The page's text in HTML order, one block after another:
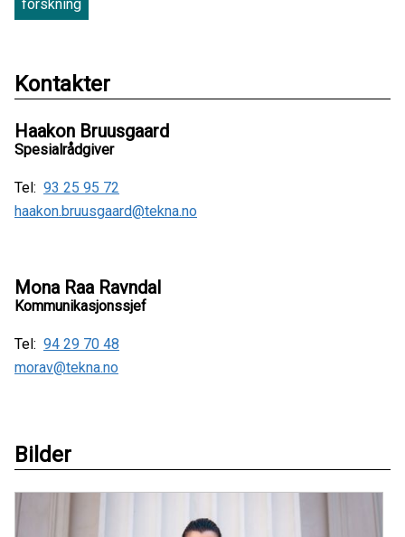
forskning
Kontakter
Haakon Bruusgaard
Spesialrådgiver
Tel: 93 25 95 72
haakon.bruusgaard@tekna.no
Mona Raa Ravndal
Kommunikasjonssjef
Tel: 94 29 70 48
morav@tekna.no
Bilder